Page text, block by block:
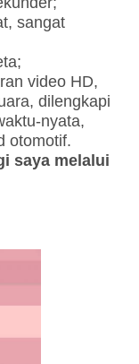
sangat
video HD,
dilengkapi
nyata,
otomotif.
saya melalui